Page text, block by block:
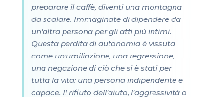
preparare il caffè, diventi una montagna
da scalare. Immaginate di dipendere da
un'altra persona per gli atti più intimi.
Questa perdita di autonomia è vissuta
come un'umiliazione, una regressione,
una negazione di ciò che si è stati per
tutta la vita: una persona indipendente e
capace. Il rifiuto dell'aiuto, l'aggressività o